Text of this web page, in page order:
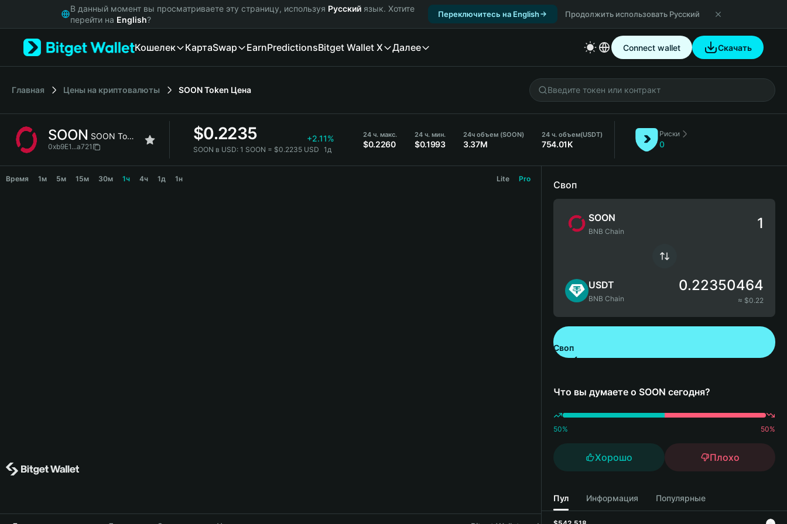
Русский
Italiano
简体中文
繁體中文
Bahasa Indonesia
В данный момент вы просматриваете эту страницу, используя Русский язык. Хотите
перейти на English?
Переключитесь на English Продолжить использовать Русский
Кошелек КартаSwap EarnPredictionsBitget Wallet X Далее Connect wallet Скачать
Главная Цены на криптовалюты SOON Token Цена
SOON SOON Token
0xb9E1...a721
$0.2235 +2.11%
SOON в USD: 1 SOON = $0.2235 USD 1д
24 ч. макс.
$0.2260
24 ч. мин.
$0.1993
24ч объем (SOON)
3.37M
24 ч. объем(USDT)
754.01K
Риски
0
Время 1м 5м 15м 30м 1ч 4ч 1д 1н Lite Pro
Своп
SOON
BNB Chain
USDT
BNB Chain
0.22350464
≈ $0.22
Своп
Что вы думаете о SOON сегодня?
50% 50%
Хорошо Плохо
Пул Информация Популярные